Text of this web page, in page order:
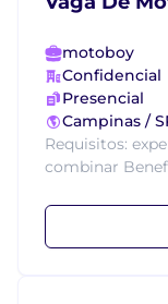
motoboy
Confidencial
Presencial
Campinas /
Requisitos:
combinar